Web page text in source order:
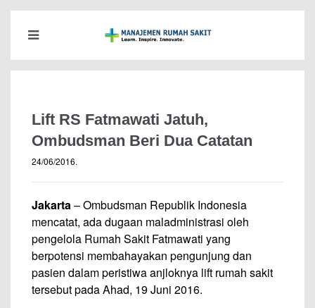
Lift RS Fatmawati Jatuh,
Ombudsman Beri Dua Catatan
24/06/2016.
Jakarta– Ombudsman Republik Indonesia
mencatat, ada dugaan maladministrasi oleh
pengelola Rumah Sakit Fatmawati yang
berpotensi membahayakan pengunjung dan
pasien dalam peristiwa anjloknya lift rumah sakit
tersebut pada Ahad, 19 Juni 2016.